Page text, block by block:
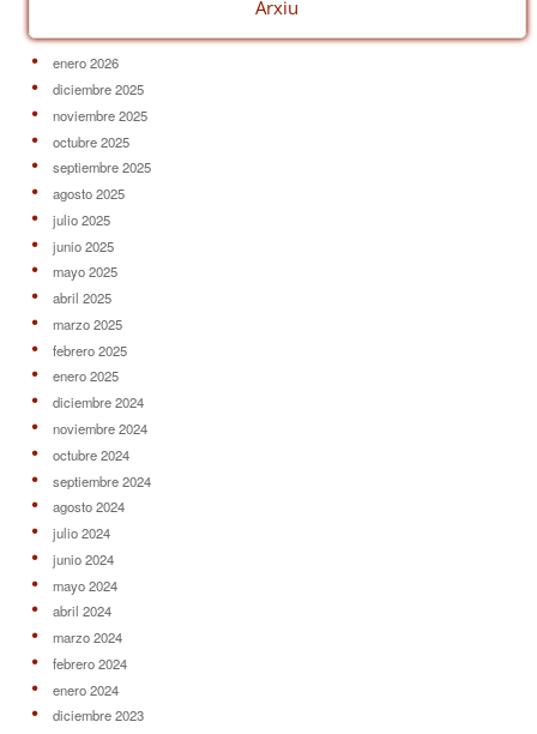
Arxiu
enero 2026
diciembre 2025
noviembre 2025
octubre 2025
septiembre 2025
agosto 2025
julio 2025
junio 2025
mayo 2025
abril 2025
marzo 2025
febrero 2025
enero 2025
diciembre 2024
noviembre 2024
octubre 2024
septiembre 2024
agosto 2024
julio 2024
junio 2024
mayo 2024
abril 2024
marzo 2024
febrero 2024
enero 2024
diciembre 2023